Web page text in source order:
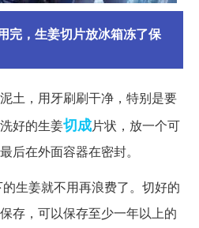
完，生姜切片放冰箱冻了保
土，用牙刷刷干净，特别是要
好的生姜切成片状，放一个可
后在外面容器在密封。
生姜就不用再浪费了。切好的
存，可以保存至少一年以上的